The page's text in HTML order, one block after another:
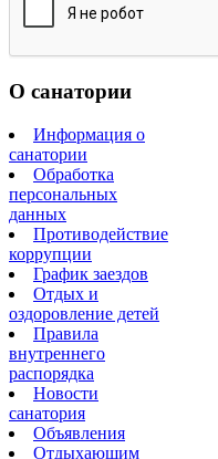
О санатории
Информация о
санатории
Обработка
персональных
данных
Противодействие
коррупции
График заездов
Отдых и
оздоровление детей
Правила
внутреннего
распорядка
Новости
санатория
Объявления
Отдыхающим